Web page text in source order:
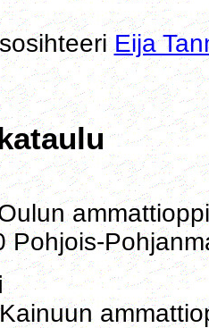
Eija
Pohjois-